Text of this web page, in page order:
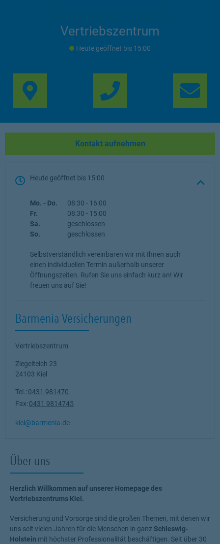
Vertriebszentrum
Heute geöffnet bis 15:00
Link Opens in New
Über uns
Herzlich Willkommen auf unserer Homepage des
Vertriebszentrums Kiel.
Versicherung und Vorsorge sind die großen Themen, mit denen wir
uns seit vielen Jahren für die Menschen in ganz Schleswig-
Holstein mit höchster Professionalität beschäftigen. Seit über 30
Kontakt aufnehmen
Heute geöffnet bis 15:00
Wochentag Öffnungszeiten
Mo. - Do. 08:30 - 16:00
Fr.
08:30 - 15:00
Sa.
geschlossen
So.
geschlossen
Selbstverständlich vereinbaren wir mit Ihnen auch
einen individuellen Termin außerhalb unserer
Öffnungszeiten. Rufen Sie uns einfach kurz an! Wir
freuen uns auf Sie!
Barmenia Versicherungen
Vertriebszentrum
Ziegelteich 23
24103 Kiel
Tel.: 0431 981470
Fax: 0431 9814745
kiel@barmenia.de